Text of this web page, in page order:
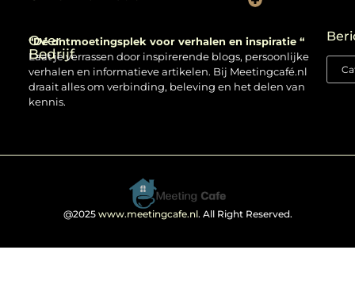
Over
Bedrijf
“Dé ontmoetingsplek voor verhalen en inspiratie “
Laat je verrassen door inspirerende blogs, persoonlijke
verhalen en informatieve artikelen. Bij Meetingcafé.nl
draait alles om verbinding, beleving en het delen van
kennis.
@2025 www.meetingcafe.nl. All Right Reserved.